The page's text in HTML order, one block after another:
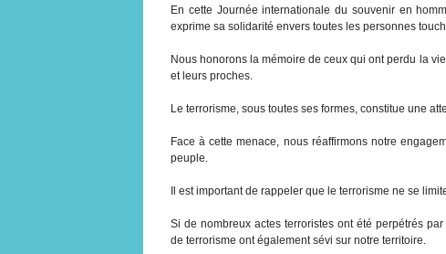
En cette Journée internationale du souvenir en
exprime sa solidarité envers toutes les personnes
Nous honorons la mémoire de ceux qui ont perdu la
et leurs proches.
Le terrorisme, sous toutes ses formes, constitue une
Face à cette menace, nous réaffirmons notre
peuple.
Il est important de rappeler que le terrorisme ne se
Si de nombreux actes terroristes ont été perpétrés
de terrorisme ont également sévi sur notre territoire.